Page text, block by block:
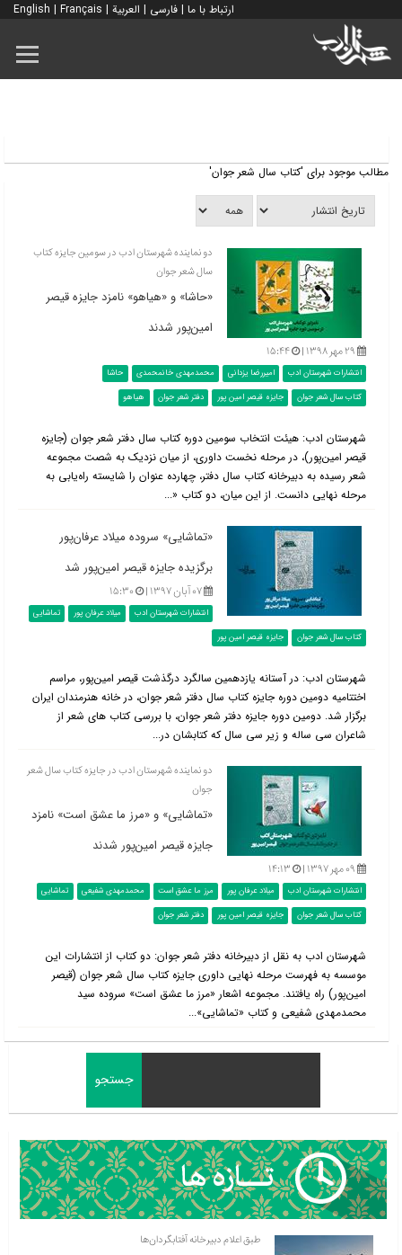
ارتباط با ما | فارسی | العربية |
English | Français
مطالب موجود برای 'کتاب سال شعر جوان'
دو نماینده شهرستان ادب در سومین جایزه کتاب
سال شعر جوان
«حاشا» و «هیاهو» نامزد جایزه قیصر
امین‌پور شدند
۲۹ مهر ۱۳۹۸ | ۱۵:۴۴
انتشارات شهرستان ادب امیررضا یزدانی محمدمهدی خانمحمدی
حاشا
کتاب سال شعر جوان
جایزه قیصر امین پور دفتر شعر جوان هیاهو
شهرستان ادب: هیئت انتخاب سومین دوره کتاب سال دفتر شعر جوان (جایزه
قیصر امین‌پور)، در مرحله نخست داوری، از میان نزدیک به شصت مجموعه
شعر رسیده به دبیرخانه کتاب سال دفتر، چهارده عنوان را شایسته راه‌یابی به
مرحله نهایی دانست. از این میان، دو کتاب «...
«تماشایی» سروده میلاد عرفان‌پور
برگزیده جایزه قیصر امین‌پور شد
۰۷ آبان ۱۳۹۷ | ۱۵:۳۰
انتشارات شهرستان ادب میلاد عرفان پور
تماشایی
کتاب سال شعر جوان
جایزه قیصر امین پور
شهرستان ادب: در آستانه یازدهمین سالگرد درگذشت قیصر امین‌پور، مراسم
اختتامیه دومین دوره جایزه کتاب سال دفتر شعر جوان، در خانه هنرمندان ایران
برگزار شد. دومین دوره جایزه دفتر شعر جوان، با بررسی کتاب های شعر از
شاعران سی ساله و زیر سی سال که کتابشان در...
دو نماینده شهرستان ادب در جایزه کتاب سال شعر
جوان
«تماشایی» و «مرز ما عشق است» نامزد
جایزه قیصر امین‌پور شدند
۰۹ مهر ۱۳۹۷ | ۱۴:۱۳
انتشارات شهرستان ادب میلاد عرفان پور مرز ما عشق است محمدمهدی شفیعی
تماشایی
کتاب سال شعر جوان
جایزه قیصر امین پور دفتر شعر جوان
شهرستان ادب به نقل از دبیرخانه دفتر شعر جوان: دو کتاب از انتشارات این
موسسه به فهرست مرحله نهایی داوری جایزه کتاب سال شعر جوان (قیصر
امین‌پور) راه یافتند. مجموعه اشعار «مرز ما عشق است» سروده سید
محمدمهدی شفیعی و کتاب «تماشایی»...
طبق اعلام دبیرخانه آفتابگردان‌ها